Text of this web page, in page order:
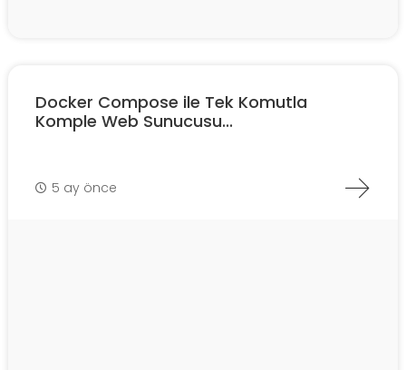
Docker Compose ile Tek Komutla
Komple Web Sunucusu...
5 ay önce